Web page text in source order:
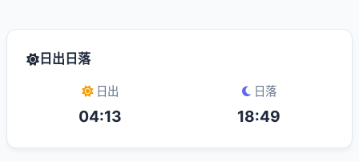
日出日落
日出
04:13
日落
18:49